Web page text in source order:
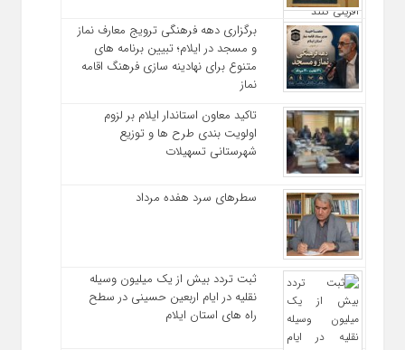
برگزاری دهه فرهنگی ترویج معارف نماز
و مسجد در ایلام؛ تبیین برنامه‌ های
متنوع برای نهادینه‌ سازی فرهنگ اقامه
نماز
تاکید معاون استاندار ایلام بر لزوم
اولویت‌ بندی طرح‌ ها و توزیع
شهرستانی تسهیلات
سطرهای سرد هفده مرداد
ثبت تردد بیش از یک میلیون وسیله
نقلیه در ایام اربعین حسینی در سطح
راه‌ های استان ایلام